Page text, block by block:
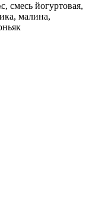
смесь йогуртовая,
малина,